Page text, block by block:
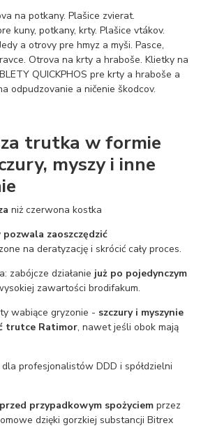
na potkany. Plašice zvierat.
kuny, potkany, krty. Plašice vtákov.
a otrovy pre hmyz a myši. Pasce,
Otrova na krty a hraboše. Klietky na
QUICKPHOS pre krty a hraboše a
odpudzovanie a ničenie škodcov.
trutka w formie
myszy i inne
niż czerwona kostka
pozwala zaoszczędzić
na deratyzację i skrócić cały proces.
zabójcze działanie już po pojedynczym
zawartości brodifakum.
wabiące gryzonie - szczury i myszynie
trutce Ratimor, nawet jeśli obok mają
profesjonalistów DDD i spółdzielni
przypadkowym spożyciem przez
dzięki gorzkiej substancji Bitrex